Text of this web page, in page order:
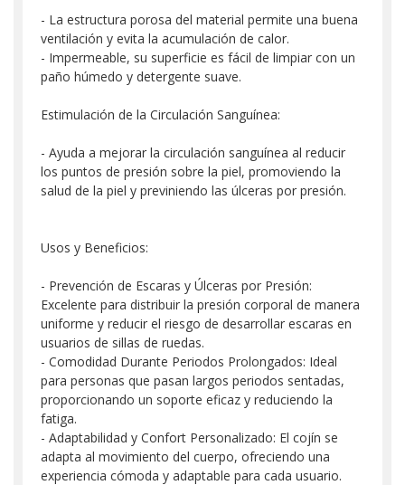
- La estructura porosa del material permite una buena
ventilación y evita la acumulación de calor.
- Impermeable, su superficie es fácil de limpiar con un
paño húmedo y detergente suave.
Estimulación de la Circulación Sanguínea:
- Ayuda a mejorar la circulación sanguínea al reducir
los puntos de presión sobre la piel, promoviendo la
salud de la piel y previniendo las úlceras por presión.
Usos y Beneficios:
- Prevención de Escaras y Úlceras por Presión:
Excelente para distribuir la presión corporal de manera
uniforme y reducir el riesgo de desarrollar escaras en
usuarios de sillas de ruedas.
- Comodidad Durante Periodos Prolongados: Ideal
para personas que pasan largos periodos sentadas,
proporcionando un soporte eficaz y reduciendo la
fatiga.
- Adaptabilidad y Confort Personalizado: El cojín se
adapta al movimiento del cuerpo, ofreciendo una
experiencia cómoda y adaptable para cada usuario.